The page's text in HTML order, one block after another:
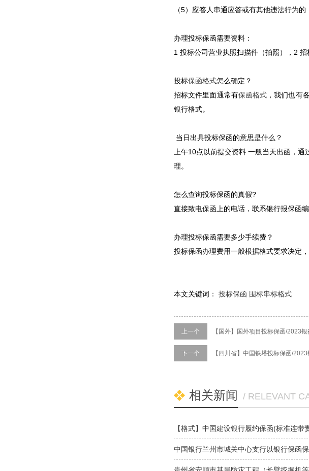
（5）应答人串通应答或有其他违法行为的
办理投标保函需要资料：
1 投标公司营业执照扫描件（拍照），2 招
投标保函格式怎么确定？
招标文件里面通常有保函格式 ，我们也有
银行格式。
当日出具投标保函的意思是什么？
上午10点以前提交资料 一般当天出函，
理。
怎么查询投标保函的真假?
直接致电保函上的电话，联系银行报保函
办理投标保函需要多少手续费？
投标保函办理费用一般根据格式要求决定
本文关键词： 投标保函 围标串标格式
上一个 【国外】国外项目投标保函/2023
下一个 【四川省】中国铁塔投标保函/
相关新闻 / RELEVANT
【格式】中国建设银行履约保函(标准连带
中国银行兰州市城关中心支行以银行保函